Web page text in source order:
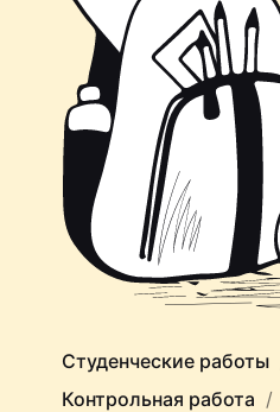
Студенческие работы
Контрольная работа